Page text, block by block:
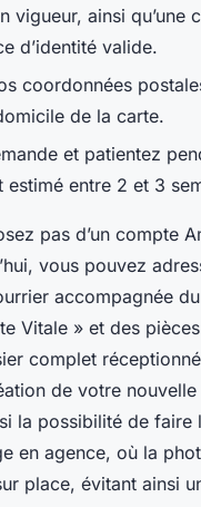
vigueur, ainsi qu’une
d’identité valide.
coordonnées
de la carte.
et patientez
estimé entre 2 et 3
pas d’un compte
vous pouvez
accompagnée
Vitale » et des
complet
de votre
la possibilité de faire
en agence, où la
place, évitant ainsi